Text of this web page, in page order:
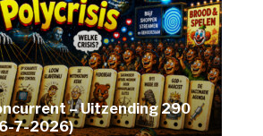
– Uitzending 290
7-2026)